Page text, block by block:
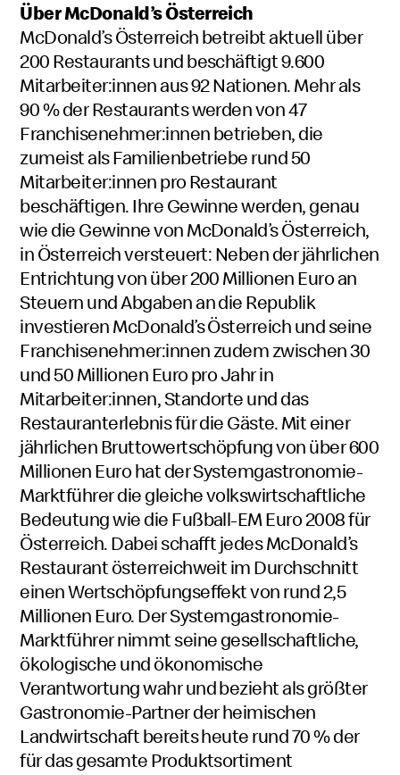
Über McDonald’s Österreich
McDonald’s Österreich betreibt aktuell über
200 Restaurants und beschäftigt 9.600
Mitarbeiter:innen aus 92 Nationen. Mehr als
90 % der Restaurants werden von 47
Franchisenehmer:innen betrieben, die
zumeist als Familienbetriebe rund 50
Mitarbeiter:innen pro Restaurant
beschäftigen. Ihre Gewinne werden, genau
wie die Gewinne von McDonald’s Österreich,
in Österreich versteuert: Neben der jährlichen
Entrichtung von über 200 Millionen Euro an
Steuern und Abgaben an die Republik
investieren McDonald’s Österreich und seine
Franchisenehmer:innen zudem zwischen 30
und 50 Millionen Euro pro Jahr in
Mitarbeiter:innen, Standorte und das
Restauranterlebnis für die Gäste. Mit einer
jährlichen Bruttowertschöpfung von über 600
Millionen Euro hat der Systemgastronomie-
Marktführer die gleiche volkswirtschaftliche
Bedeutung wie die Fußball-EM Euro 2008 für
Österreich. Dabei schafft jedes McDonald’s
Restaurant österreichweit im Durchschnitt
einen Wertschöpfungseffekt von rund 2,5
Millionen Euro. Der Systemgastronomie-
Marktführer nimmt seine gesellschaftliche,
ökologische und ökonomische
Verantwortung wahr und bezieht als größter
Gastronomie-Partner der heimischen
Landwirtschaft bereits heute rund 70 % der
für das gesamte Produktsortiment